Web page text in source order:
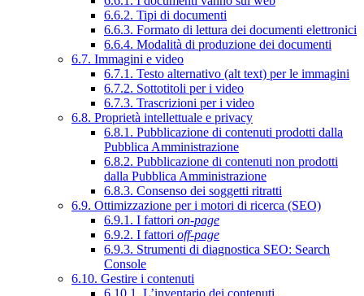
6.6.2. Tipi di documenti
6.6.3. Formato di lettura dei documenti elettronici
6.6.4. Modalità di produzione dei documenti
6.7. Immagini e video
6.7.1. Testo alternativo (alt text) per le immagini
6.7.2. Sottotitoli per i video
6.7.3. Trascrizioni per i video
6.8. Proprietà intellettuale e privacy
6.8.1. Pubblicazione di contenuti prodotti dalla
Pubblica Amministrazione
6.8.2. Pubblicazione di contenuti non prodotti
dalla Pubblica Amministrazione
6.8.3. Consenso dei soggetti ritratti
6.9. Ottimizzazione per i motori di ricerca (SEO)
6.9.1. I fattori on-page
6.9.2. I fattori off-page
6.9.3. Strumenti di diagnostica SEO: Search
Console
6.10. Gestire i contenuti
6.10.1. L’inventario dei contenuti